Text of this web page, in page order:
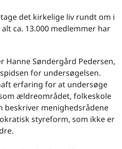
det kirkelige liv rundt om i
ca. 13.000 medlemmer har
Hanne Søndergård Pedersen,
for undersøgelsen.
erfaring for at undersøge
ældreområdet, folkeskole
beskriver menighedsrådene
styreform, som ikke er